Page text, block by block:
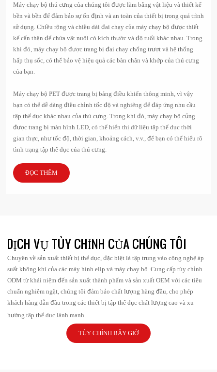
Máy chạy bộ thú cưng của chúng tôi được làm bằng vật liệu và thiết kế
bền và bền để đảm bảo sự ổn định và an toàn của thiết bị trong quá trình
sử dụng. Chiều rộng và chiều dài đai chạy của máy chạy bộ được thiết
kế cẩn thận để chứa vật nuôi có kích thước và độ tuổi khác nhau. Trong
khi đó, máy chạy bộ được trang bị đai chạy chống trượt và hệ thống
hấp thụ sốc, có thể bảo vệ hiệu quả các bàn chân và khớp của thú cưng
của bạn.
Máy chạy bộ PET được trang bị bảng điều khiển thông minh, vì vậy
bạn có thể dễ dàng điều chỉnh tốc độ và nghiêng để đáp ứng nhu cầu
tập thể dục khác nhau của thú cưng. Trong khi đó, máy chạy bộ cũng
được trang bị màn hình LED, có thể hiển thị dữ liệu tập thể dục thời
gian thực, như tốc độ, thời gian, khoảng cách, v.v., để bạn có thể hiểu rõ
tình trạng tập thể dục của thú cưng.
ĐỌC THÊM
DỊCH VỤ TÙY CHỈNH CỦA CHÚNG TÔI
Chuyên về sản xuất thiết bị thể dục, đặc biệt là tập trung vào công nghệ áp
suất không khí của các máy hình elip và máy chạy bộ. Cung cấp tùy chỉnh
ODM từ khái niệm đến sản xuất thành phẩm và sản xuất OEM với các tiêu
chuẩn nghiêm ngặt, chúng tôi đảm bảo chất lượng hàng đầu, cho phép
khách hàng dẫn đầu trong các thiết bị tập thể dục chất lượng cao và xu
hướng tập thể dục lành mạnh.
TÙY CHỈNH BÂY GIỜ